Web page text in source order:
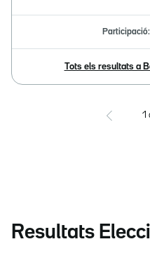
Participació:
Tots els resultats a
1
Resultats